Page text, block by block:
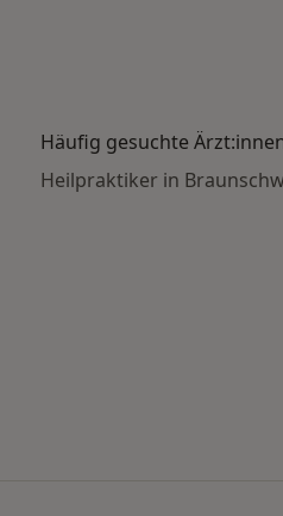
Häufig gesuchte
Heilpraktiker in